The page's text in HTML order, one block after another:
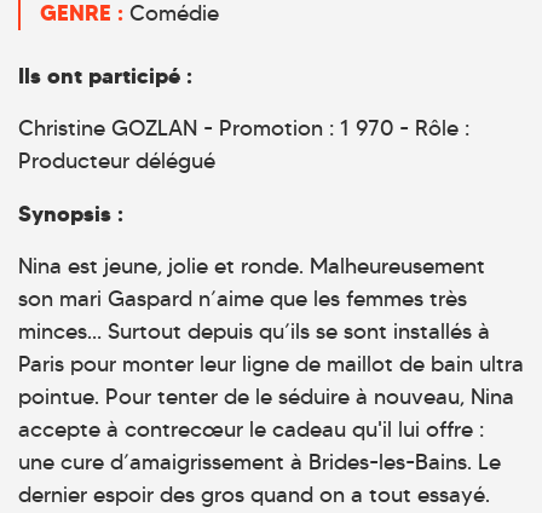
GENRE : Comédie
Ils ont participé :
Christine GOZLAN - Promotion : 1 970 - Rôle :
Producteur délégué
Synopsis :
Nina est jeune, jolie et ronde. Malheureusement
son mari Gaspard n’aime que les femmes très
minces… Surtout depuis qu’ils se sont installés à
Paris pour monter leur ligne de maillot de bain ultra
pointue. Pour tenter de le séduire à nouveau, Nina
accepte à contrecœur le cadeau qu'il lui offre :
une cure d’amaigrissement à Brides-les-Bains. Le
dernier espoir des gros quand on a tout essayé.